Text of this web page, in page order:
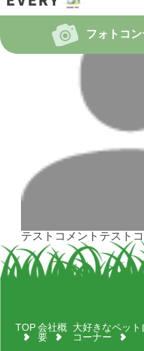
フォトコ
テストコメントテスト
TOP 会社概
要
大好きなペット
コーナー